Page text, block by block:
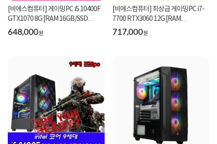
[비에스컴퓨터] 게이밍PC i5 10400F
GTX1070 8G [RAM 16GB/SSD
240GB]
648,000원
[비에스컴퓨터] 최상급 게이밍PC i7-
7700 RTX3060 12G [RAM
16GB/SSD 240GB]
717,000원